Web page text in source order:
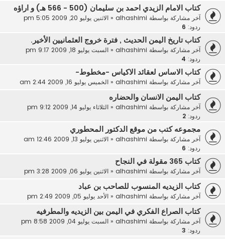
كتاب الامام الزيدي احمد بن سليمان (500 - 566 هـ) و اراؤه
آخر مشاركة بواسطة alhashimi
« الاثنين يوليو 20, 2009 5:05 pm
ردود: 6
كتاب تاريخ اليمن الحديث , فترة خروج العثمانيين الأخير.
آخر مشاركة بواسطة alhashimi
« السبت يوليو 18, 2009 9:17 pm
ردود: 4
كتاب الاساس لعقائد الاكياس -مخطوط-
آخر مشاركة بواسطة alhashimi
« الخميس يوليو 16, 2009 2:44 am
كتاب اليمن الانسان والحضاره
آخر مشاركة بواسطة alhashimi
« الثلاثاء يوليو 14, 2009 9:12 pm
ردود: 2
مجموعه كتب من موقع الدكتور المحطوري
آخر مشاركة بواسطة alhashimi
« الاثنين يوليو 13, 2009 12:46 am
ردود: 6
كتاب 365 مقولة في النجاح
آخر مشاركة بواسطة alhashimi
« الاثنين يوليو 06, 2009 3:28 pm
كتاب الزيديه المنسوب للصاحب بن عباد
آخر مشاركة بواسطة alhashimi
« الأحد يوليو 05, 2009 2:49 pm
كتاب الصراع الفكري في اليمن بين الزيديه والمطرفيه
آخر مشاركة بواسطة alhashimi
« السبت يوليو 04, 2009 8:58 pm
ردود: 3